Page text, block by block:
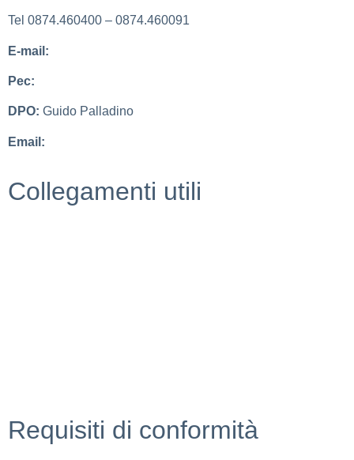
Tel 0874.460400 – 0874.460091
E-mail:
Pec:
DPO: Guido Palladino
Email:
Collegamenti utili
Requisiti di conformità